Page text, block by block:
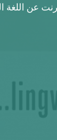
عن اللغة